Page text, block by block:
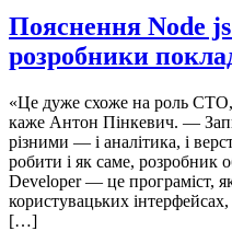
Пояснення Node
розробники
«Це дуже схоже на роль
каже Антон Пінкевич. —
різними — і аналітика, і
робити і як саме, розробник
Developer — це програміст,
користувацьких
[…]